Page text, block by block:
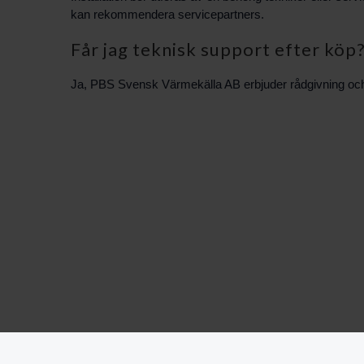
kan rekommendera servicepartners.
Får jag teknisk support efter köp?
Ja, PBS Svensk Värmekälla AB erbjuder rådgivning